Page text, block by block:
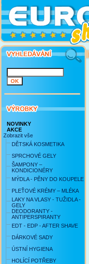
NOVINKY
AKCE
Zobrazit vše
DĚTSKÁ KOSMETIKA
SPRCHOVÉ GELY
ŠAMPONY –
KONDICIONÉRY
MÝDLA - PĚNY DO KOUPELE
PLEŤOVÉ KRÉMY – MLÉKA
LAKY NA VLASY - TUŽIDLA -
GELY
DEODORANTY -
ANTIPERSPIRANTY
EDT - EDP - AFTER SHAVE
DÁRKOVÉ SADY
ÚSTNÍ HYGIENA
HOLÍCÍ POTŘEBY